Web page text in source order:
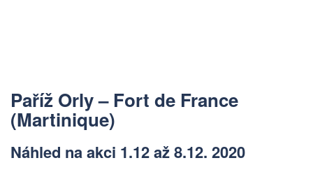
Paříž Orly – Fort de France
(Martinique)
Náhled na akci 1.12 až 8.12. 2020